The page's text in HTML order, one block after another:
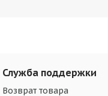
Служба поддержки
Возврат товара